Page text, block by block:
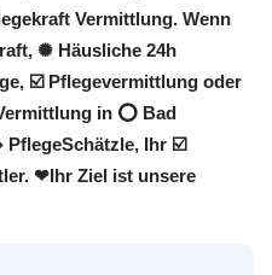
Vermittlung. Wenn
✺ Häusliche 24h
☑️ Pflegevermittlung oder
in ⭕ Bad
Ihr ☑️
❤Ihr Ziel ist unsere